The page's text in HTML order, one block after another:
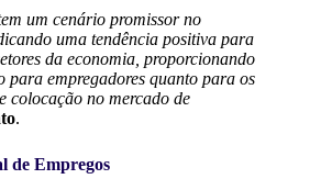
um cenário promissor no
uma tendência positiva para
da economia, proporcionando
para empregadores quanto para os
colocação no mercado de
.
de Empregos